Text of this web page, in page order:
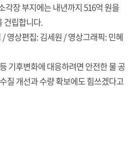
각장 부지에는 내년까지 516억 원을
건립합니다.
영상편집: 김세원 / 영상그래픽: 민혜
기후변화에 대응하려면 안전한 물 공
질 개선과 수량 확보에도 힘쓰겠다고